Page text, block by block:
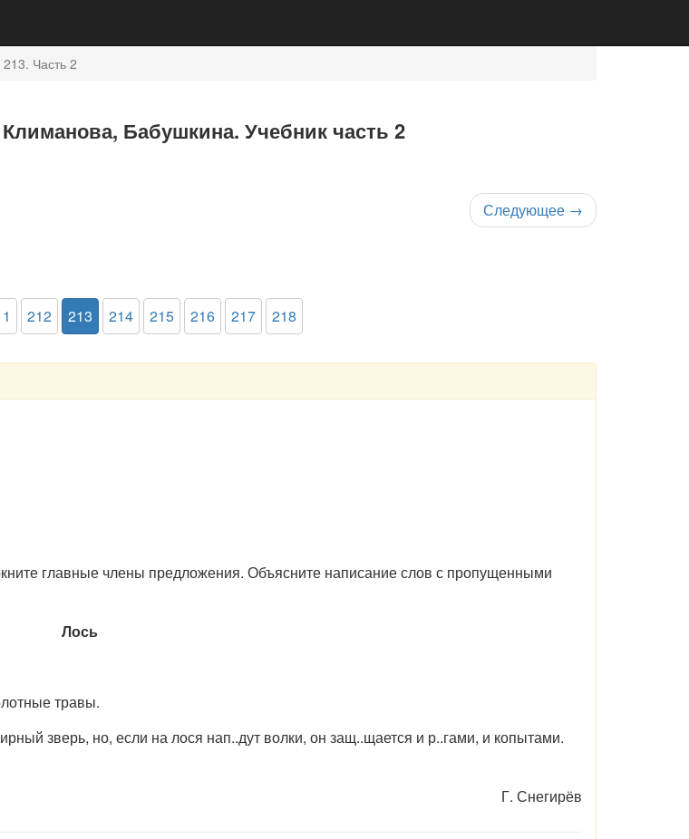
213. Часть 2
Бабушкина. Учебник часть 2
Следующее →
212 213 214 215 216 217 218
главные члены предложения. Объясните написание слов с пропущенными
Лось
травы.
зверь, но, если на лося нап..дут волки, он защ..щается и р..гами, и копытами.
Г. Снегирёв